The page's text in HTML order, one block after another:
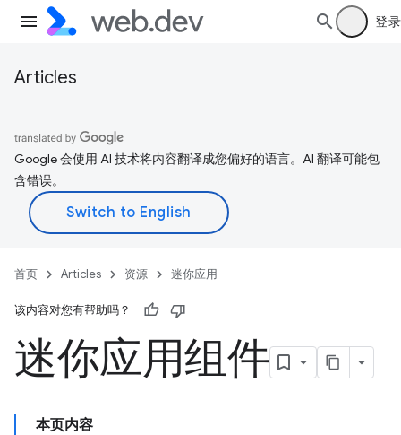
登录
Articles
Google 会使用 AI 技术将内容翻译成您偏好的语言。AI 翻译可能包
含错误。
首页 Articles 资源 迷你应用
该内容对您有帮助吗？
迷你应用组件
本页内容